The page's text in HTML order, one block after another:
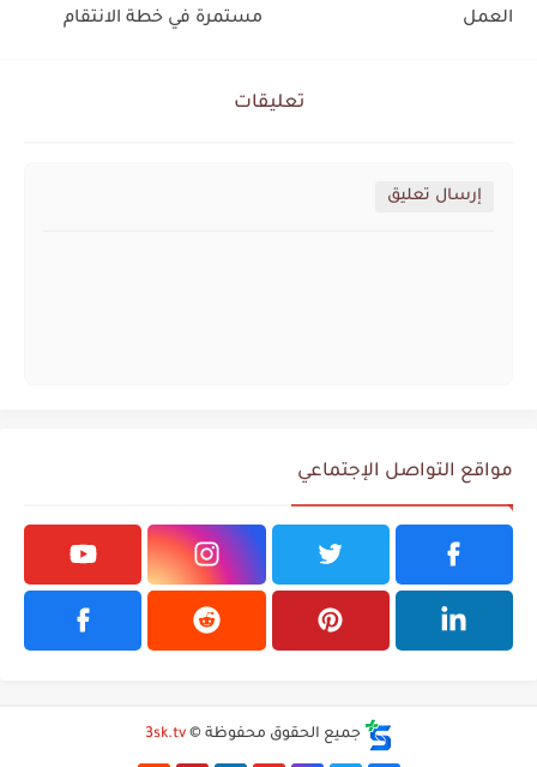
العمل
مستمرة في خطة الانتقام
تعليقات
إرسال تعليق
مواقع التواصل الإجتماعي
جميع الحقوق محفوظة © 3sk.tv